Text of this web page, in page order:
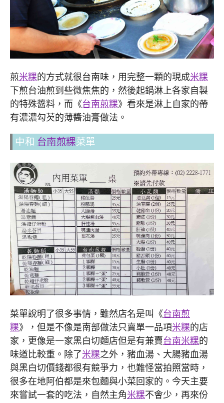
煎米粿的方式就很台南味，用完整一顆的現成米粿
下煎台油煎到些微焦焦的，然後起鍋淋上各家自製
的特殊醬料，而《台南煎粿》看來是淋上自家的帶
有濃濃勾芡的薄醬油膏做法。
中和 台南煎粿菜單
菜單說明了很多事情，雖然店名是叫《台南煎
粿》，但是不像是南部做法只賣單一品項米粿的店
家，更像是一家黑白切麵店但是有兼賣 台南米粿的
味道比較重。除了米粿之外，豬血湯、大腸豬血湯
與黑白切價錢都很有競爭力，也難怪當拍照當時，
很多在地阿伯都是來包麵與小菜回家的。今天主要
來嘗試一套的吃法，自然主角米粿不會少，再來份